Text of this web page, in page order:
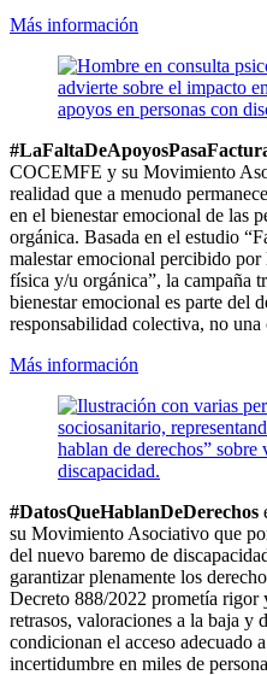
Más información
COCEMFE y su Movimiento
realidad que a menudo
en el bienestar emocional de las
orgánica. Basada en el estudio
malestar emocional percibido por
física y/u orgánica”, la campaña
bienestar emocional es parte del
responsabilidad colectiva, no
Más información
#DatosQueHablanDeDerechos
su Movimiento Asociativo que
del nuevo baremo de
garantizar plenamente los
Decreto 888/2022 prometía rigor
retrasos, valoraciones a la baja y
condicionan el acceso adecuado
incertidumbre en miles de